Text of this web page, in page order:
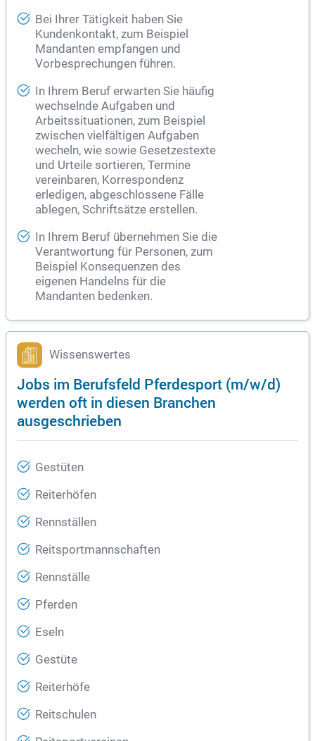
Bei Ihrer Tätigkeit haben Sie
Kundenkontakt, zum Beispiel
Mandanten empfangen und
Vorbesprechungen führen.
In Ihrem Beruf erwarten Sie häufig
wechselnde Aufgaben und
Arbeitssituationen, zum Beispiel
zwischen vielfältigen Aufgaben
wecheln, wie sowie Gesetzestexte
und Urteile sortieren, Termine
vereinbaren, Korrespondenz
erledigen, abgeschlossene Fälle
ablegen, Schriftsätze erstellen.
In Ihrem Beruf übernehmen Sie die
Verantwortung für Personen, zum
Beispiel Konsequenzen des
eigenen Handelns für die
Mandanten bedenken.
Wissenswertes
Jobs im Berufsfeld Pferdesport (m/w/d)
werden oft in diesen Branchen
ausgeschrieben
Gestüten
Reiterhöfen
Rennställen
Reitsportmannschaften
Rennställe
Pferden
Eseln
Gestüte
Reiterhöfe
Reitschulen